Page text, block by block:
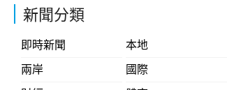
新聞分類
即時新聞
本地
兩岸
國際